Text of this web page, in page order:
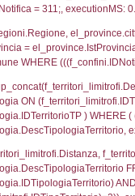
n.CodiceUnivoco
WHERE
sql: SELECT
ComuneSL,